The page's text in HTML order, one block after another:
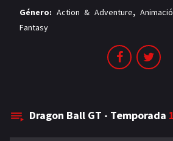
Género: Action & Adventure,
Fantasy
Dragon Ball GT - Temporada 1